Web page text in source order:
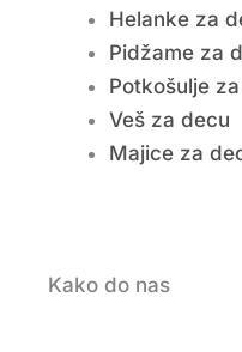
Helanke za
Pidžame za
Potkošulje
Veš za decu
Majice za
Kako do nas